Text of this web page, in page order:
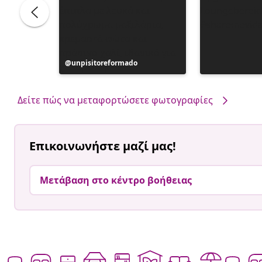
Η
ανάρτηση
unpisitoreformado
Δείτε πώς να μεταφορτώσετε φωτογραφίες
Επικοινωνήστε μαζί μας!
Μετάβαση στο κέντρο βοήθειας